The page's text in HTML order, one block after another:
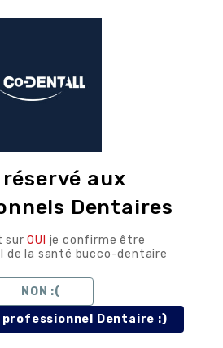
Remboursé30 Jours Voir
du produit
aux
Dentaires
surOUI je confirme être
de la santé bucco-dentaire
NON :(
professionnel Dentaire :)